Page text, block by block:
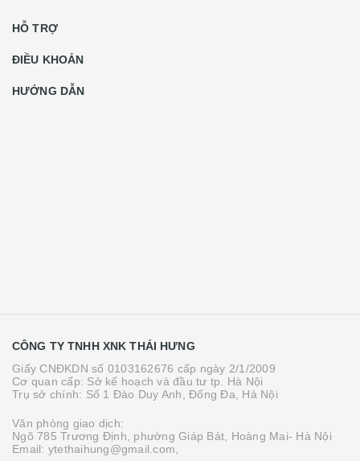
HỖ TRỢ
ĐIỀU KHOẢN
HƯỚNG DẪN
CÔNG TY TNHH XNK THÁI HƯNG
Giấy CNĐKDN số 0103162676 cấp ngày 2/1/2009
Cơ quan cấp: Sở kế hoạch và đầu tư tp. Hà Nội
Trụ sở chính: Số 1 Đào Duy Anh, Đống Đa, Hà Nội
Văn phòng giao dịch:
Ngõ 785 Trương Định, phường Giáp Bát, Hoàng Mai- Hà Nội
Email: ytethaihung@gmail.com,